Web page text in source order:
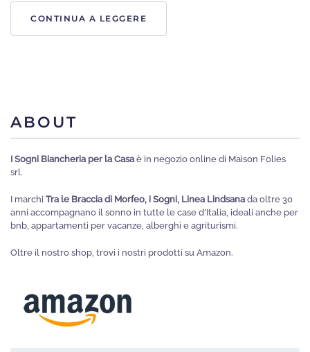
CONTINUA A LEGGERE
ABOUT
I Sogni Biancheria per la Casa è in negozio online di Maison Folies
srl.
I marchi Tra le Braccia di Morfeo, i Sogni, Linea Lindsana da oltre 30
anni accompagnano il sonno in tutte le case d'Italia, ideali anche per
bnb, appartamenti per vacanze, alberghi e agriturismi.
Oltre il nostro shop, trovi i nostri prodotti su Amazon.